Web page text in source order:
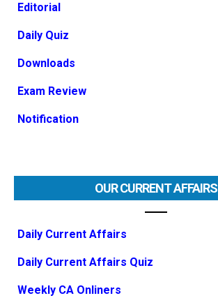
Editorial
Daily Quiz
Downloads
Exam Review
Notification
OUR CURRENT AFFAIRS
Daily Current Affairs
Daily Current Affairs Quiz
Weekly CA Onliners